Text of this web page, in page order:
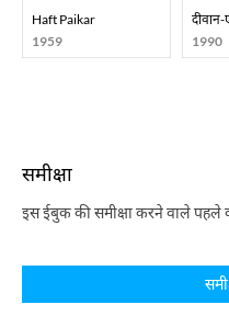
Haft Paikar
1959
दीवान-
1990
समीक्षा
इस ईबुक की समीक्षा करने वाले पहले